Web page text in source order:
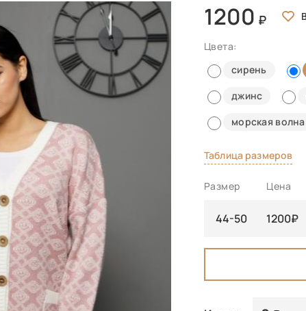
1200
Цвета:
сирень
джинс
морская волна
Таблица размеров
Размер Цена
44-50 1200